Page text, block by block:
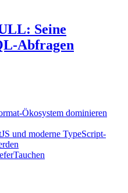
Seine
Abfragen
Ökosystem dominieren
und moderne TypeScript-